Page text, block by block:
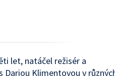
let, natáčel režisér a
Dariou Klimentovou v